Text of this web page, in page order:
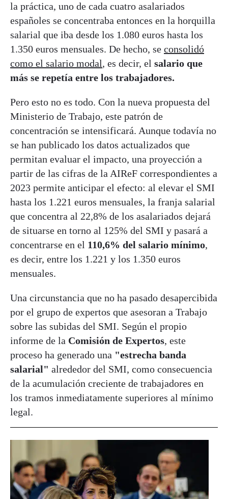
la práctica, uno de cada cuatro asalariados
españoles se concentraba entonces en la horquilla
salarial que iba desde los 1.080 euros hasta los
1.350 euros mensuales. De hecho, se consolidó
como el salario modal, es decir, el salario que
más se repetía entre los trabajadores.
Pero esto no es todo. Con la nueva propuesta del
Ministerio de Trabajo, este patrón de
concentración se intensificará. Aunque todavía no
se han publicado los datos actualizados que
permitan evaluar el impacto, una proyección a
partir de las cifras de la AIReF correspondientes a
2023 permite anticipar el efecto: al elevar el SMI
hasta los 1.221 euros mensuales, la franja salarial
que concentra al 22,8% de los asalariados dejará
de situarse en torno al 125% del SMI y pasará a
concentrarse en el 110,6% del salario mínimo,
es decir, entre los 1.221 y los 1.350 euros
mensuales.
Una circunstancia que no ha pasado desapercibida
por el grupo de expertos que asesoran a Trabajo
sobre las subidas del SMI. Según el propio
informe de la Comisión de Expertos, este
proceso ha generado una "estrecha banda
salarial" alrededor del SMI, como consecuencia
de la acumulación creciente de trabajadores en
los tramos inmediatamente superiores al mínimo
legal.